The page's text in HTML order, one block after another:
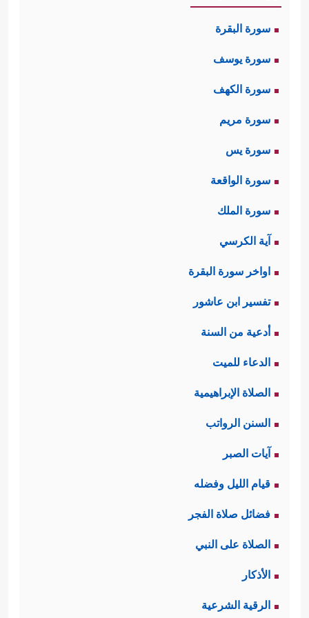
سورة البقرة
سورة يوسف
سورة الكهف
سورة مريم
سورة يس
سورة الواقعة
سورة الملك
آية الكرسي
اواخر سورة البقرة
تفسير ابن عاشور
أدعية من السنة
الدعاء للميت
الصلاة الإبراهيمية
السنن الرواتب
آيات الصبر
قيام الليل وفضله
فضائل صلاة الفجر
الصلاة على النبي
الأذكار
الرقية الشرعية